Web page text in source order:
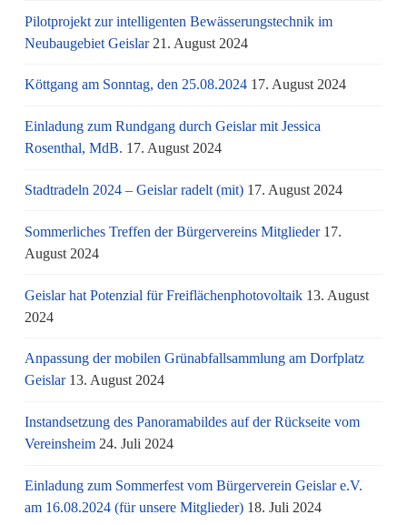
Pilotprojekt zur intelligenten Bewässerungstechnik im
Neubaugebiet Geislar 21. August 2024
Köttgang am Sonntag, den 25.08.2024 17. August 2024
Einladung zum Rundgang durch Geislar mit Jessica
Rosenthal, MdB. 17. August 2024
Stadtradeln 2024 – Geislar radelt (mit) 17. August 2024
Sommerliches Treffen der Bürgervereins Mitglieder 17.
August 2024
Geislar hat Potenzial für Freiflächenphotovoltaik 13. August
2024
Anpassung der mobilen Grünabfallsammlung am Dorfplatz
Geislar 13. August 2024
Instandsetzung des Panoramabildes auf der Rückseite vom
Vereinsheim 24. Juli 2024
Einladung zum Sommerfest vom Bürgerverein Geislar e.V.
am 16.08.2024 (für unsere Mitglieder) 18. Juli 2024